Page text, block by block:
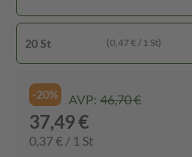
20 St (0,47 € / 1 St)
-20% AVP: 46,70 €
37,49 €
0,37 € / 1 St